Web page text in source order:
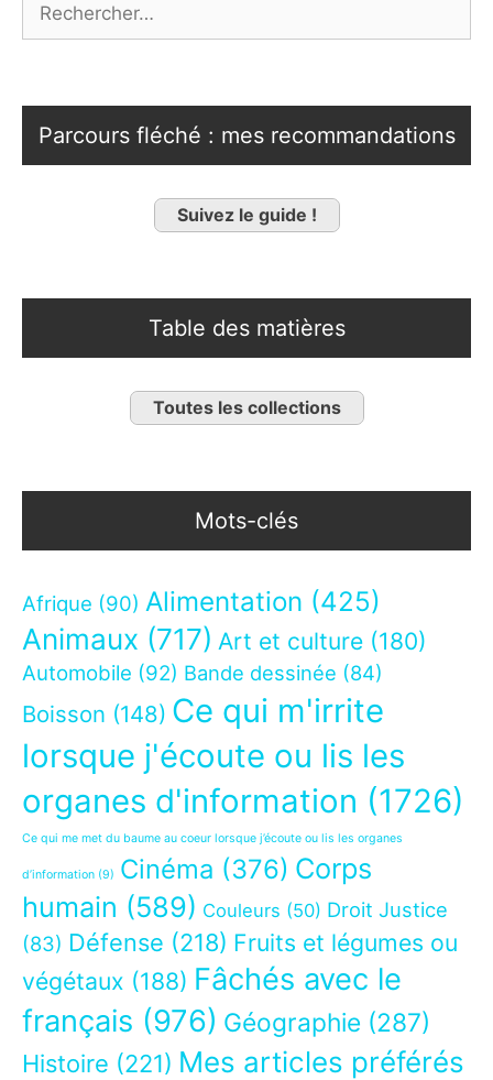
Parcours fléché : mes recommandations
Suivez le guide !
Table des matières
Toutes les collections
Mots-clés
Afrique (90) Alimentation (425)
Animaux (717) Art et culture (180)
Automobile (92) Bande dessinée (84)
Boisson (148) Ce qui m'irrite
lorsque j'écoute ou lis les
organes d'information (1726)
Ce qui me met du baume au coeur lorsque j’écoute ou lis les organes
d’information (9) Cinéma (376) Corps
humain (589) Couleurs (50) Droit Justice
(83) Défense (218) Fruits et légumes ou
végétaux (188) Fâchés avec le
français (976) Géographie (287)
Histoire (221) Mes articles préférés